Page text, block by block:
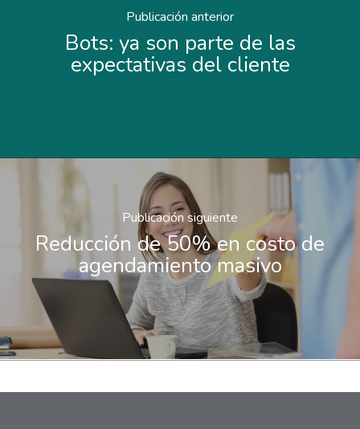
Publicación anterior
Bots: ya son parte de las
expectativas del cliente
Publicación siguiente
Reducción de 50% en costo de
agendamiento masivo